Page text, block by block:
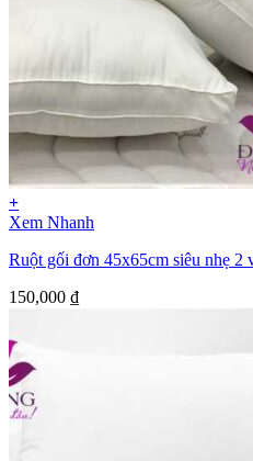
+
Xem Nhanh
Ruột gối đơn 45x65cm siêu nhẹ 2
150,000 ₫